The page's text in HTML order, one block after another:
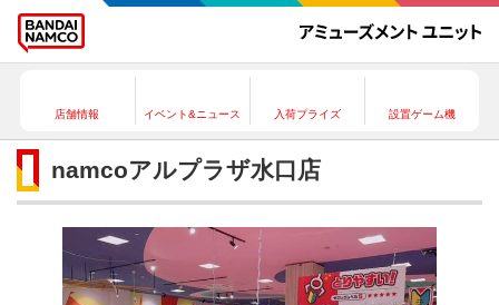
店舗情報 イベント&ニュース 入荷プライズ 設置ゲーム機
namcoアルプラザ水口店